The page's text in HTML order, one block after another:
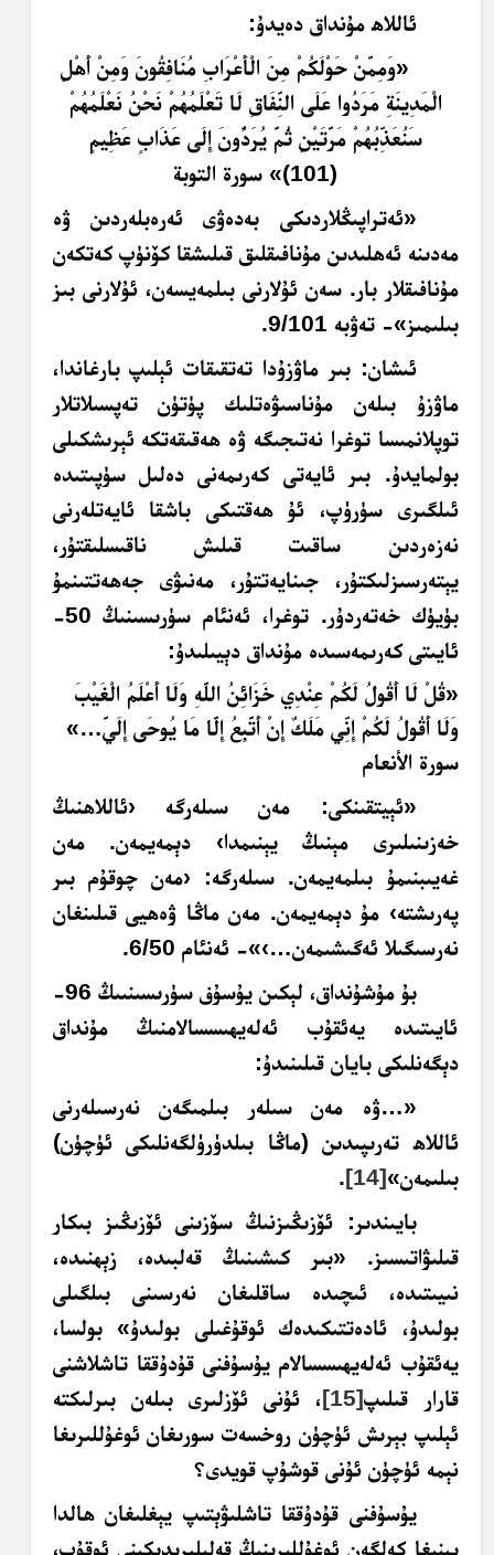
ئاللاھ مۇنداق دەيدۇ:
«وَمِمَّنْ حَوْلَكُمْ مِنَ الْأَعْرَابِ مُنَافِقُونَ وَمِنْ أَهْلِ
الْمَدِينَةِ مَرَدُوا عَلَى النِّفَاقِ لَا تَعْلَمُهُمْ نَحْنُ نَعْلَمُهُمْ
سَنُعَذِّبُهُمْ مَرَّتَيْنِ ثُمَّ يُرَدُّونَ إِلَى عَذَابٍ عَظِيمٍ
(101)
» سورة التوبة
«ئەتراپىڭلاردىكى بەدەۋى ئەرەبلەردىن ۋە
مەدىنە ئەھلىدىن مۇنافىقلىق قىلىشقا كۆنۈپ كەتكەن
مۇنافىقلار بار. سەن ئۇلارنى بىلمەيسەن، ئۇلارنى بىز
بىلىمىز»- تەۋبە 9/101.
ئىشان: بىر ماۋزۇدا تەتقىقات ئېلىپ بارغاندا،
ماۋزۇ بىلەن مۇناسىۋەتلىك پۈتۈن تەپسىلاتلار
توپلانمىسا توغرا نەتىجىگە ۋە ھەقىقەتكە ئېرىشكىلى
بولمايدۇ. بىر ئايەتى كەرىمەنى دەلىل سۈپىتىدە
ئىلگىرى سۈرۈپ، ئۇ ھەقتىكى باشقا ئايەتلەرنى
نەزەردىن ساقىت قىلىش ناقىسلىقتۇر،
يېتەرسىزلىكتۇر، جىنايەتتۇر، مەنىۋى جەھەتتىنمۇ
بۈيۈك خەتەردۇر. توغرا، ئەنئام سۈرىسىنىڭ 50-
ئايىتى كەرىمەسىدە مۇنداق دېيىلىدۇ:
«قُلْ لَا أَقُولُ لَكُمْ عِنْدِي خَزَائِنُ اللَّهِ وَلَا أَعْلَمُ الْغَيْبَ
وَلَا أَقُولُ لَكُمْ إِنِّي مَلَكٌ إِنْ أَتَّبِعُ إِلَّا مَا يُوحَى إِلَيَّ…»
سورة الأنعام
«ئېيتقىنكى: مەن سىلەرگە ‹ئاللاھنىڭ
خەزىنىلىرى مېنىڭ يېنىمدا› دېمەيمەن. مەن
غەيىبنىمۇ بىلمەيمەن. سىلەرگە: ‹مەن چوقۇم بىر
پەرىشتە› مۇ دېمەيمەن. مەن ماڭا ۋەھيى قىلىنغان
نەرسىگىلا ئەگىشىمەن…›»- ئەنئام 6/50.
بۇ مۇشۇنداق، لېكىن يۇسۇف سۈرىسىنىىڭ 96-
ئايىتىدە يەئقۇب ئەلەيھىسسالامنىڭ مۇنداق
دېگەنلىكى بايان قىلىنىدۇ:
«…ۋە مەن سىلەر بىلمىگەن نەرسىلەرنى
ئاللاھ تەرىپىدىن (ماڭا بىلدۈرۈلگەنلىكى ئۈچۈن)
بىلىمەن»[14]
.
بايىندىر: ئۆزىڭىزنىڭ سۆزىنى ئۆزىڭىز بىكار
قىلىۋاتىسىز. «بىر كىشىنىڭ قەلبىدە، زېھنىدە،
نىيىتىدە، ئىچىدە ساقلىغان نەرسىنى بىلگىلى
بولىدۇ، ئادەتتىكىدەك ئوقۇغىلى بولىدۇ» بولسا،
يەئقۇب ئەلەيھىسسالام يۇسۇفنى قۇدۇققا تاشلاشنى
قارار قىلىپ[15]، ئۇنى ئۆزلىرى بىلەن بىرلىكتە
ئېلىپ بېرىش ئۈچۈن روخسەت سورىغان ئوغۇللىرىغا
نېمە ئۈچۈن ئۇنى قوشۇپ قويدى؟
يۇسۇفنى قۇدۇققا تاشلىۋېتىپ يېغلىغان ھالدا
يېنىغا كەلگەن ئوغۇللىرىنىڭ قەلبلىرىدىكىنى ئوقۇپ،